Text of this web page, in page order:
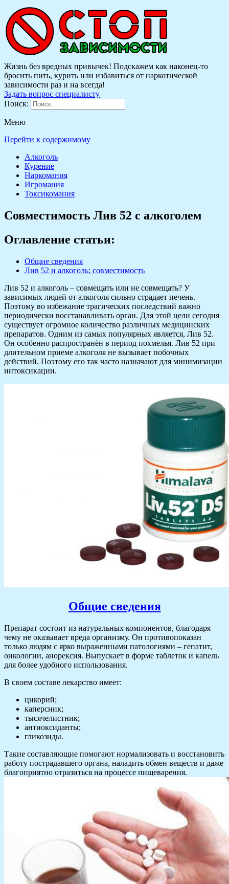
Жизнь без вредных привычек! Подскажем как наконец-то
бросить пить, курить или избавиться от наркотической
зависимости раз и на всегда!
Задать вопрос специалисту
Поиск:
Меню
Перейти к содержимому
Алкоголь
Курение
Наркомания
Игромания
Токсикомания
Совместимость Лив 52 с алкоголем
Оглавление статьи:
Общие сведения
Лив 52 и алкоголь: совместимость
Лив 52 и алкоголь – совмещать или не совмещать? У
зависимых людей от алкоголя сильно страдает печень.
Поэтому во избежание трагических последствий важно
периодически восстанавливать орган. Для этой цели сегодня
существует огромное количество различных медицинских
препаратов. Одним из самых популярных является, Лив 52.
Он особенно распространён в период похмелья. Лив 52 при
длительном приеме алкоголя не вызывает побочных
действий. Поэтому его так часто назначают для минимизации
интоксикации.
Общие сведения
Препарат состоит из натуральных компонентов, благодаря
чему не оказывает вреда организму. Он противопоказан
только людям с ярко выраженными патологиями – гепатит,
онкологии, анорексия. Выпускает в форме таблеток и капель
для более удобного использования.
В своем составе лекарство имеет:
цикорий;
каперсник;
тысячелистник;
антиоксиданты;
гликозиды.
Такие составляющие помогают нормализовать и восстановить
работу пострадавшего органа, наладить обмен веществ и даже
благоприятно отразиться на процессе пищеварения.